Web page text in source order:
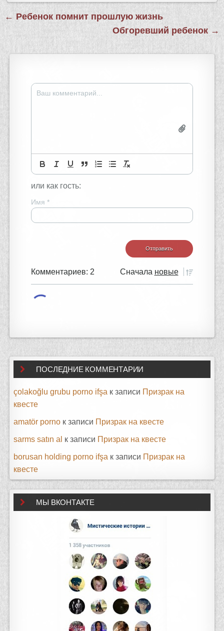
Навигация
по
записям
← Ребенок помнит прошлую жизнь
Обгоревший ребенок →
или как гость:
Имя *
Комментариев: 2 Сначала новые
ПОСЛЕДНИЕ КОММЕНТАРИИ
çolakoğlu grubu porno ifşa к записи Призрак на
квесте
amatör porno к записи Призрак на квесте
sarms satın al к записи Призрак на квесте
borusan holding porno ifşa к записи Призрак на
квесте
МЫ ВКОНТАКТЕ